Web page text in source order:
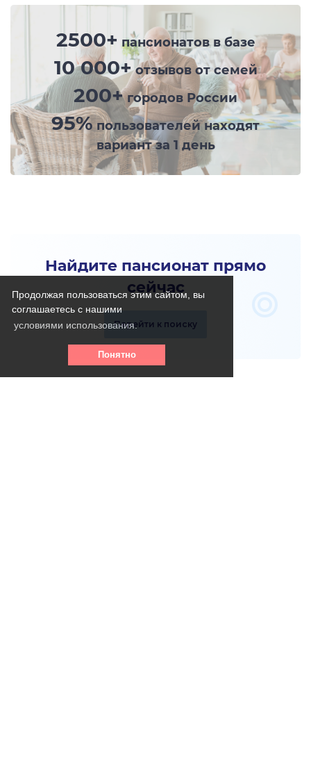
Продолжая пользоваться этим сайтом, вы
соглашаетесь с нашими
условиями использования.
Понятно
2500+ пансионатов в базе
10 000+отзывов от семей
200+городов России
95%пользователей находят
вариант за 1 день
Найдите пансионат прямо
сейчас
Перейти к поиску